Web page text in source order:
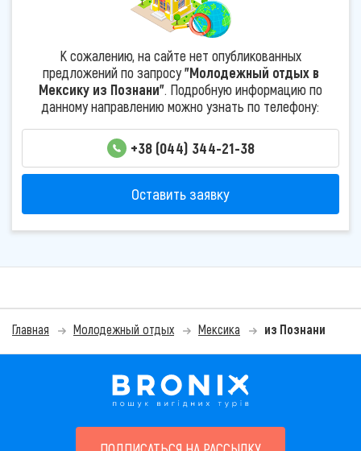
К сожалению, на сайте нет опубликованных
предложений по запросу"Молодежный отдых в
Мексику из Познани". Подробную информацию по
данному направлению можно узнать по телефону:
+38 (044) 344-21-38
Оставить заявку
Главная Молодежный отдых Мексика из Познани